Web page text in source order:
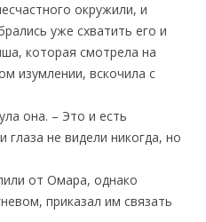
окружили, и
уже схватить его и
которая смотрела на
изумлении, вскочила с
она. – Это и есть
не видели никогда, но
от Омара, однако
приказал им связать